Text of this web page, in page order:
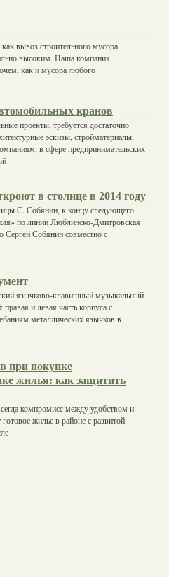
вывоз строительного мусора
высоким. Наша компания
как и мусора любого
кранов
проекты, требуется достаточно
эскизы, стройматериалы,
в сфере предпринимательских
в столице в 2014 году
С. Собянин, к концу следующего
по линии Люблинско-Дмитровская
Сергей Собянин совместно с
язычково-клавишный музыкальный
и левая часть корпуса с
металлических язычков в
при покупке
жилья: как защитить
компромисс между удобством и
жилье в районе с развитой